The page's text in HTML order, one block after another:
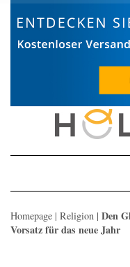
Homepage | Religion | Den
Vorsatz für das neue Jahr